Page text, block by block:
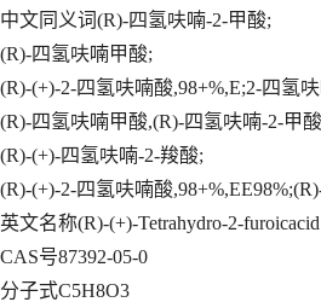
中文同义词(R)-四氢呋喃-2-甲酸;
(R)-四氢呋喃甲酸;
(R)-(+)-2-四氢呋喃酸,98+%,E;2-四氢
(R)-四氢呋喃甲酸,(R)-四氢呋喃-2-甲
(R)-(+)-四氢呋喃-2-羧酸;
(R)-(+)-2-四氢呋喃酸
英文名称(R)-(+)-Tetrahydro-2-furoicacid
CAS号87392-05-0
分子式C5H8O3